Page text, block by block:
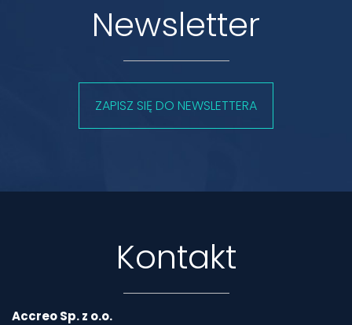
Newsletter
ZAPISZ SIĘ DO NEWSLETTERA
Kontakt
Accreo Sp. z o.o.